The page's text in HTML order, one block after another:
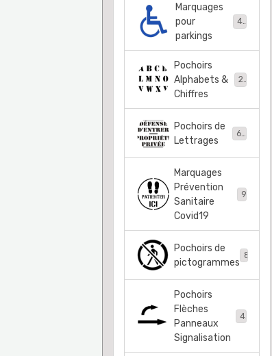
Marquages
pour
parkings
48
Pochoirs
Alphabets &
Chiffres
22
Pochoirs de
Lettrages
68
Marquages
Prévention
Sanitaire
Covid19
Pochoirs de
pictogrammes
83
Pochoirs
Flèches
Panneaux
Signalisation
41